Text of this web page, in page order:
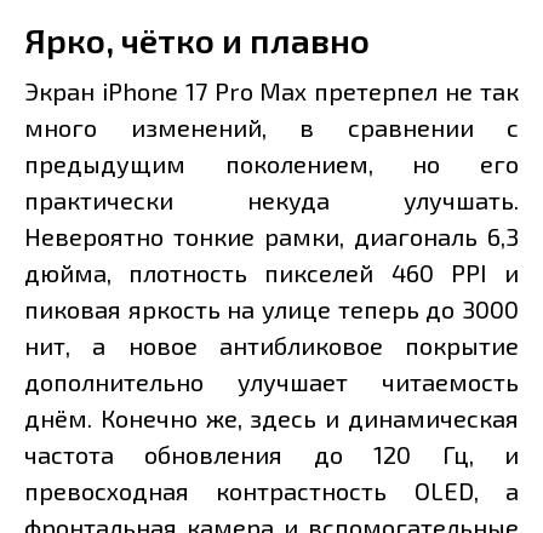
Ярко, чётко и плавно
Экран iPhone 17 Pro Max претерпел не так
много изменений, в сравнении с
предыдущим поколением, но его
практически некуда улучшать.
Невероятно тонкие рамки, диагональ 6,3
дюйма, плотность пикселей 460 PPI и
пиковая яркость на улице теперь до 3000
нит, а новое антибликовое покрытие
дополнительно улучшает читаемость
днём. Конечно же, здесь и динамическая
частота обновления до 120 Гц, и
превосходная контрастность OLED, а
фронтальная камера и вспомогательные